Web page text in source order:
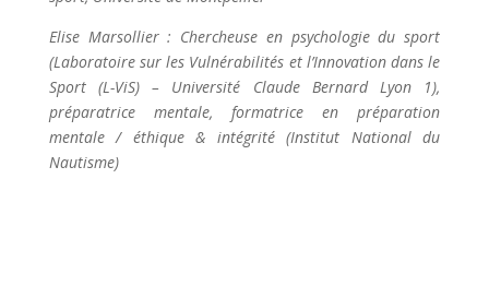
Elise Marsollier : Chercheuse en psychologie du sport
(Laboratoire sur les Vulnérabilités et l’Innovation dans le
Sport (L-ViS) – Université Claude Bernard Lyon 1),
préparatrice mentale, formatrice en préparation
mentale / éthique & intégrité (Institut National du
Nautisme)